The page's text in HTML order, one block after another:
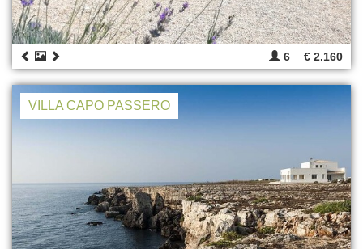
6 € 2.160
VILLA CAPO PASSERO